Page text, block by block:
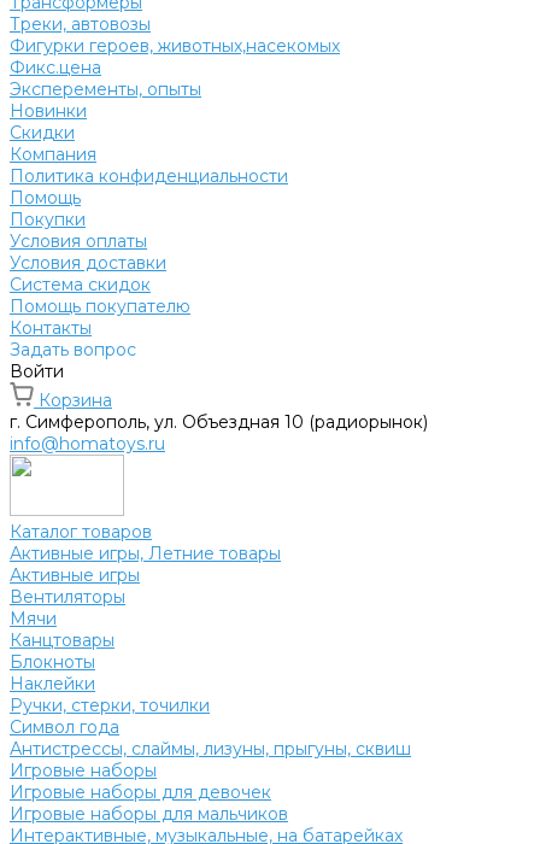
Треки, автовозы
Фигурки героев, животных,насекомых
Фикс.цена
Эксперементы, опыты
Новинки
Скидки
Компания
Политика конфиденциальности
Помощь
Покупки
Условия оплаты
Условия доставки
Система скидок
Помощь покупателю
Контакты
Задать вопрос
Войти
Корзина
г. Симферополь, ул. Объездная 10 (радиорынок)
info@homatoys.ru
Каталог товаров
Активные игры, Летние товары
Активные игры
Вентиляторы
Мячи
Канцтовары
Блокноты
Наклейки
Ручки, стерки, точилки
Символ года
Антистрессы, слаймы, лизуны, прыгуны, сквиш
Игровые наборы
Игровые наборы для девочек
Игровые наборы для мальчиков
Интерактивные, музыкальные, на батарейках